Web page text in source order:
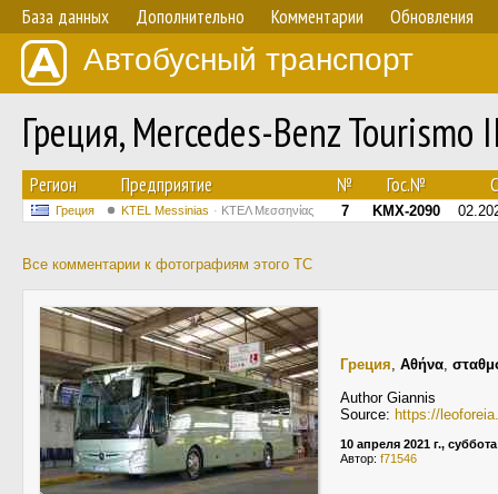
База данных Дополнительно Комментарии Обновления
Автобусный транспорт
Греция, Mercedes-Benz
Регион Предприятие № Гос.№
Греция KTEL Messinias ΚΤΕΛ Μεσσηνίας 7 KMX-2090
Все комментарии к фотографиям этого ТС
Греция, Αθήνα,
Author Giannis
Source: https://
10 апреля 2021 г., суббота
Автор: f71546